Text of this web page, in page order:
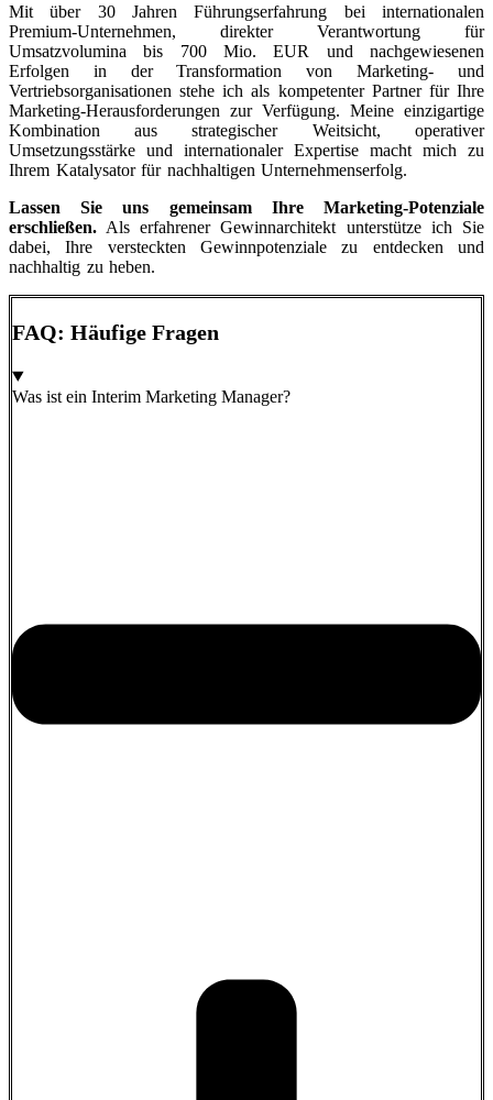
Mit über 30 Jahren Führungserfahrung bei internationalen
Premium-Unternehmen, direkter Verantwortung für
Umsatzvolumina bis 700 Mio. EUR und nachgewiesenen
Erfolgen in der Transformation von Marketing- und
Vertriebsorganisationen stehe ich als kompetenter Partner für Ihre
Marketing-Herausforderungen zur Verfügung. Meine einzigartige
Kombination aus strategischer Weitsicht, operativer
Umsetzungsstärke und internationaler Expertise macht mich zu
Ihrem Katalysator für nachhaltigen Unternehmenserfolg.
Lassen Sie uns gemeinsam Ihre Marketing-Potenziale
erschließen. Als erfahrener Gewinnarchitekt unterstütze ich Sie
dabei, Ihre versteckten Gewinnpotenziale zu entdecken und
nachhaltig zu heben.
FAQ: Häufige Fragen
Was ist ein Interim Marketing Manager?